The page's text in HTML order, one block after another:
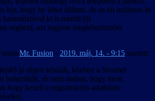
írja, hogy be lehet állítani, de az én tudásom itt
használatával ki is merült:)))
segíteni, azt nagyon megköszönném.
Mr. Fusion - 2019. máj. 14. - 9:15 szerint:
jó régen készült, közben a Steamet
buherálták, és nem tudom, hogy most
hogy kezeli a regisztrációs adatbázis